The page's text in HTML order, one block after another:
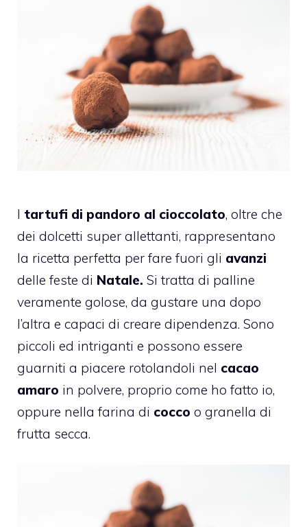
I tartufi di pandoro al cioccolato, oltre che
dei dolcetti super allettanti, rappresentano
la ricetta perfetta per fare fuori gli avanzi
delle feste di Natale. Si tratta di palline
veramente golose, da gustare una dopo
l’altra e capaci di creare dipendenza. Sono
piccoli ed intriganti e possono essere
guarniti a piacere rotolandoli nel cacao
amaro in polvere, proprio come ho fatto io,
oppure nella farina di cocco o granella di
frutta secca.